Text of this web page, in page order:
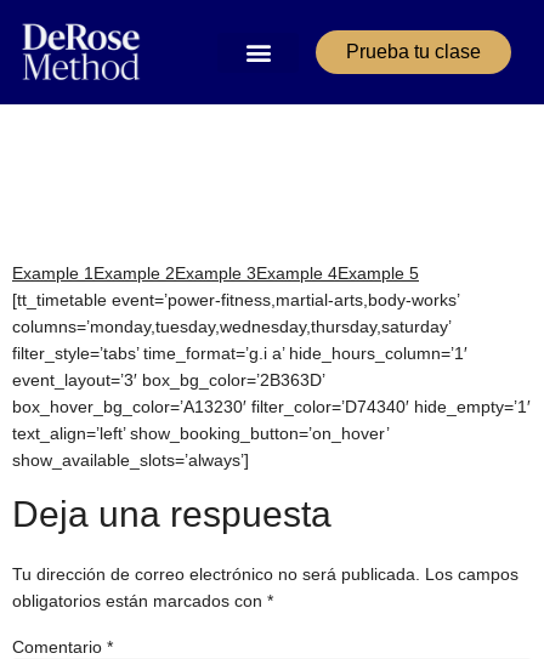
Prueba tu clase
Example 1 Example 2Example 3Example 4Example 5
[tt_timetable event=’power-fitness,martial-arts,body-works’
columns=’monday,tuesday,wednesday,thursday,saturday’
filter_style=’tabs’ time_format=’g.i a’ hide_hours_column=’1′
event_layout=’3′ box_bg_color=’2B363D’
box_hover_bg_color=’A13230′ filter_color=’D74340′ hide_empty=’1′
text_align=’left’ show_booking_button=’on_hover’
show_available_slots=’always’]
Deja una respuesta
Tu dirección de correo electrónico no será publicada. Los campos
obligatorios están marcados con *
Comentario *